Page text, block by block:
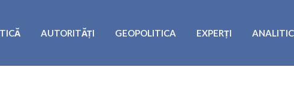
AUTORITĂȚI GEOPOLITICA EXPERȚI